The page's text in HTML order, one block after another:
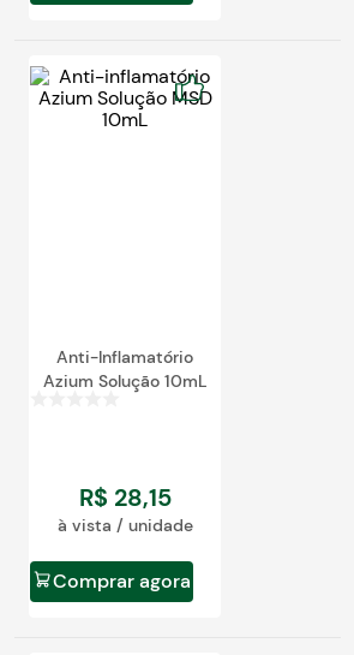
Anti-Inflamatório
Azium Solução 10mL
R$ 28,15
à vista / unidade
Comprar agora